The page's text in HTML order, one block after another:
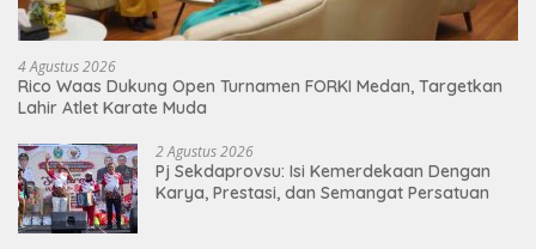
4 Agustus 2026
Rico Waas Dukung Open Turnamen FORKI Medan, Targetkan
Lahir Atlet Karate Muda
2 Agustus 2026
Pj Sekdaprovsu: Isi Kemerdekaan Dengan
Karya, Prestasi, dan Semangat Persatuan